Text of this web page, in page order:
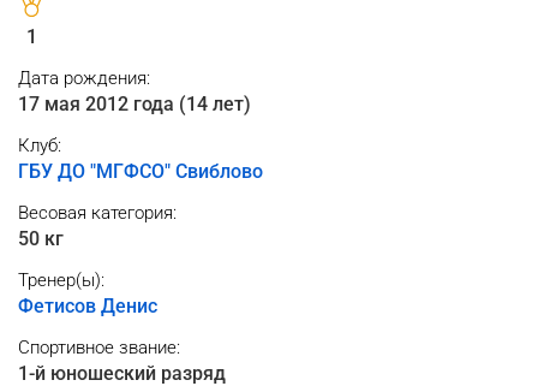
1
Дата рождения:
17 мая 2012 года (14 лет)
Клуб:
ГБУ ДО "МГФСО" Свиблово
Весовая категория:
50 кг
Тренер(ы):
Фетисов Денис
Спортивное звание:
1-й юношеский разряд